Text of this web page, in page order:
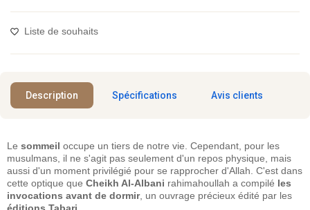
Liste de souhaits
Description Spécifications Avis clients
Le sommeil occupe un tiers de notre vie. Cependant, pour les
musulmans, il ne s'agit pas seulement d'un repos physique, mais
aussi d'un moment privilégié pour se rapprocher d'Allah. C'est dans
cette optique que Cheikh Al-Albani rahimahoullah a compilé les
invocations avant de dormir, un ouvrage précieux édité par les
éditions Tabari